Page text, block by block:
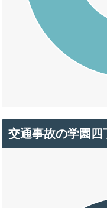
交通事故の学園